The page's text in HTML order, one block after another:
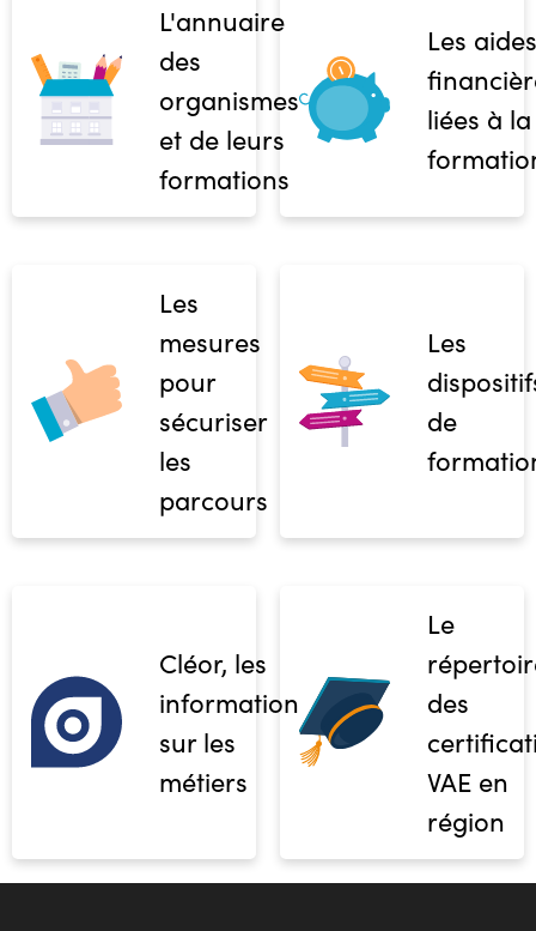
L'annuaire
des
organismes
et de leurs
formations
Les aides
liées à la
Les
mesures
pour
sécuriser
les
parcours
Les
de
Cléor, les
informations
sur les
métiers
Le
des
VAE en
région